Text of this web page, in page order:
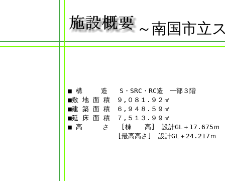
～南国市立
■ 構  　 造   S・SRC・RC造　一部３階
■敷 地 面 積　９,０８１.９２㎡
■建 築 面 積　６,９４８.５９㎡
■延 床 面 積　７,５１３.９９㎡
■ 高     さ   [棟　　高]　設計GL＋17.675ｍ